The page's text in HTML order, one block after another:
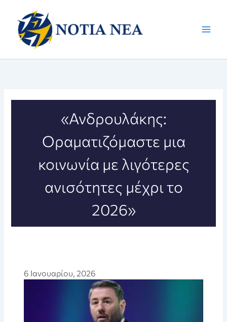
περιεχόμενο
«Ανδρουλάκης:
Οραματιζόμαστε μια
κοινωνία με λιγότερες
ανισότητες μέχρι το
2026»
6 Ιανουαρίου, 2026